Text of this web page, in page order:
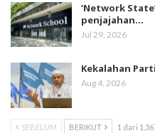
‘Network
penjajahan…
Jul 29, 2026
Kekalahan
Aug 4, 2026
SEBELUM BERIKUT 1 dari